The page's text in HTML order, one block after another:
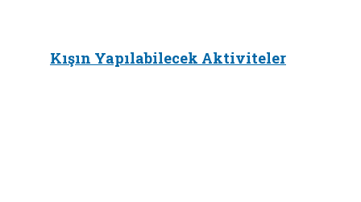
Kışın Yapılabilecek Aktiviteler